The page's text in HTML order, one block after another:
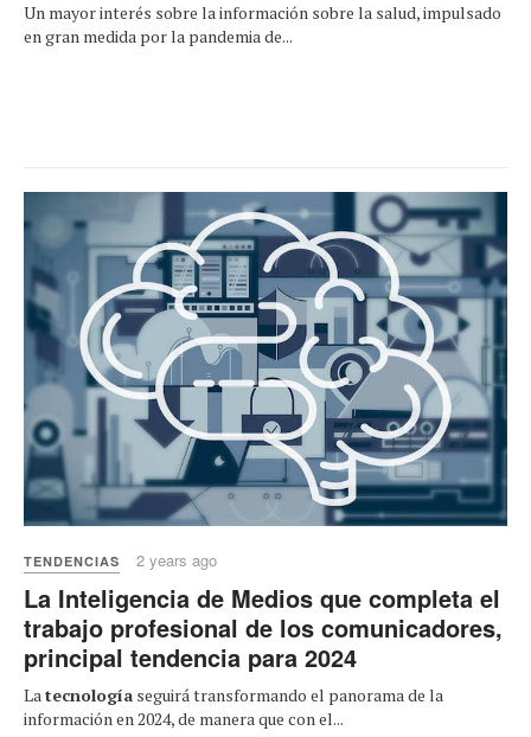
Un mayor interés sobre la información sobre la salud, impulsado
en gran medida por la pandemia de...
TENDENCIAS 2 years ago
La Inteligencia de Medios que completa el
trabajo profesional de los comunicadores,
principal tendencia para 2024
La tecnología seguirá transformando el panorama de la
información en 2024, de manera que con el...